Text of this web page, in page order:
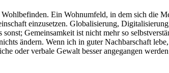
Ein Wohnumfeld, in dem sich die
einzusetzen. Globalisierung,
Gemeinsamkeit ist nicht mehr so
ändern. Wenn ich in guter Nachbarschaft
oder verbale Gewalt besser angegangen